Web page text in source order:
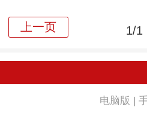
1/1
电脑版 |